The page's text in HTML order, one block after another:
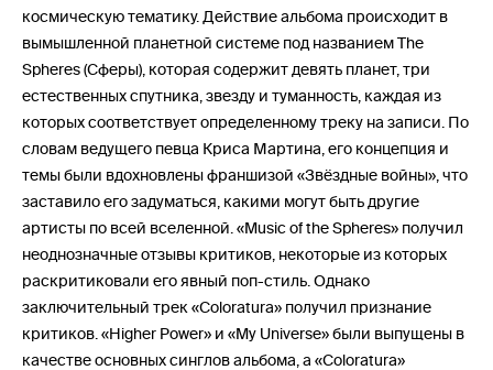
космическую тематику. Действие альбома происходит в
вымышленной планетной системе под названием The
Spheres (Сферы), которая содержит девять планет, три
естественных спутника, звезду и туманность, каждая из
которых соответствует определенному треку на записи. По
словам ведущего певца Криса Мартина, его концепция и
темы были вдохновлены франшизой «Звёздные войны», что
заставило его задуматься, какими могут быть другие
артисты по всей вселенной. «Music of the Spheres» получил
неоднозначные отзывы критиков, некоторые из которых
раскритиковали его явный поп-стиль. Однако
заключительный трек «Coloratura» получил признание
критиков. «Higher Power» и «My Universe» были выпущены в
качестве основных синглов альбома, а «Coloratura»